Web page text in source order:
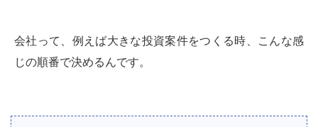
会社って、例えば大きな投資案件をつくる時、こんな感
じの順番で決めるんです。